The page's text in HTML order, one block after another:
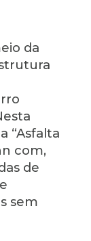
da
“Asfalta
com,
de
sem